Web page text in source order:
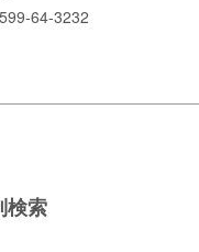
64-3232
検索